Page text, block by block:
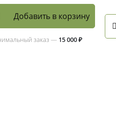
Добавить в корзину
заказ — 15 000 ₽